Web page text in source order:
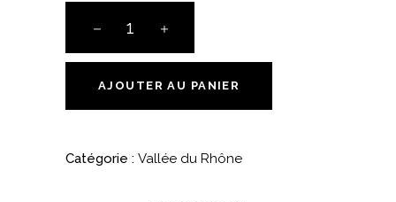
Rhodaniennes
Domaine
AJOUTER AU PANIER
Catégorie : Vallée du Rhône